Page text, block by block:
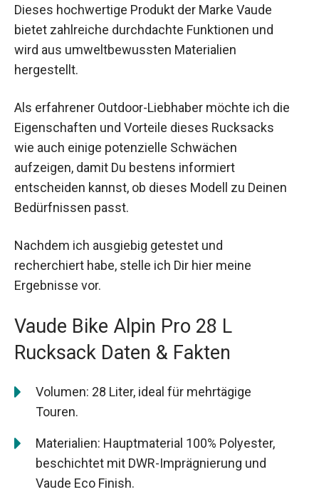
Dieses hochwertige Produkt der Marke Vaude
bietet zahlreiche durchdachte Funktionen und
wird aus umweltbewussten Materialien
hergestellt.
Als erfahrener Outdoor-Liebhaber möchte ich die
Eigenschaften und Vorteile dieses Rucksacks
wie auch einige potenzielle Schwächen
aufzeigen, damit Du bestens informiert
entscheiden kannst, ob dieses Modell zu Deinen
Bedürfnissen passt.
Nachdem ich ausgiebig getestet und
recherchiert habe, stelle ich Dir hier meine
Ergebnisse vor.
Vaude Bike Alpin Pro 28 L
Rucksack Daten & Fakten
Volumen: 28 Liter, ideal für mehrtägige
Touren.
Materialien: Hauptmaterial 100% Polyester,
beschichtet mit DWR-Imprägnierung und
Vaude Eco Finish.